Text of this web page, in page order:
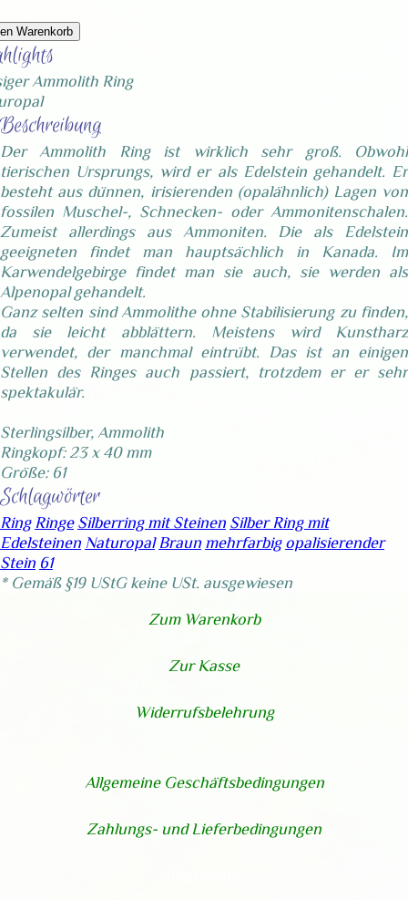
Warenkorb
Ammolith Ring
Beschreibung
Der Ammolith Ring ist wirklich sehr groß. Obwohl
tierischen Ursprungs, wird er als Edelstein gehandelt. Er
besteht aus dünnen, irisierenden (opalähnlich) Lagen von
fossilen Muschel-, Schnecken- oder Ammonitenschalen.
Zumeist allerdings aus Ammoniten. Die als Edelstein
geeigneten findet man hauptsächlich in Kanada. Im
Karwendelgebirge findet man sie auch, sie werden als
Alpenopal gehandelt.
Ganz selten sind Ammolithe ohne Stabilisierung zu finden,
da sie leicht abblättern. Meistens wird Kunstharz
verwendet, der manchmal eintrübt. Das ist an einigen
Stellen des Ringes auch passiert, trotzdem er er sehr
spektakulär.
Sterlingsilber, Ammolith
Ringkopf: 23 x 40 mm
Größe: 61
Schlagwörter
Ring Ringe Silberring mit Steinen Silber Ring mit
Edelsteinen Naturopal Braun mehrfarbig opalisierender
Stein 61
* Gemäß §19 UStG keine USt. ausgewiesen
Zum Warenkorb
Zur Kasse
Widerrufsbelehrung
Allgemeine Geschäftsbedingungen
Zahlungs- und Lieferbedingungen